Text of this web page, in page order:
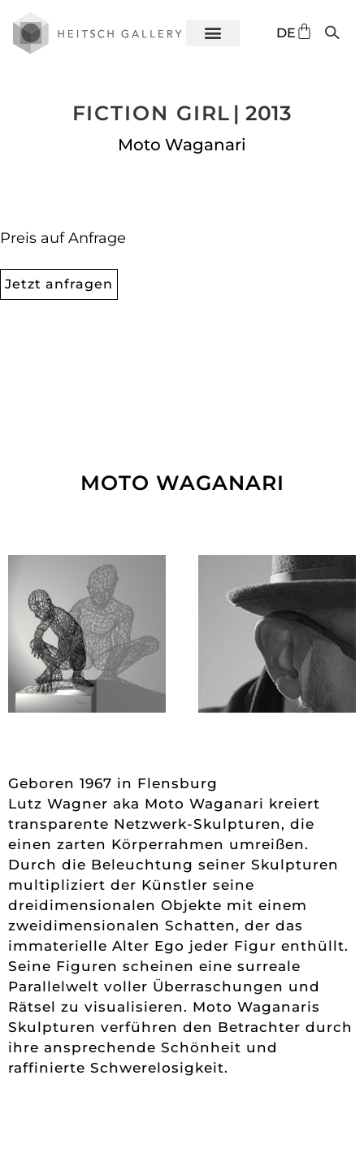
DE
ES
FICTION GIRL | 2013
Moto Waganari
Preis auf Anfrage
Jetzt anfragen
MOTO WAGANARI
Geboren 1967 in Flensburg
Lutz Wagner aka Moto Waganari kreiert
transparente Netzwerk-Skulpturen, die
einen zarten Körperrahmen umreißen.
Durch die Beleuchtung seiner Skulpturen
multipliziert der Künstler seine
dreidimensionalen Objekte mit einem
zweidimensionalen Schatten, der das
immaterielle Alter Ego jeder Figur enthüllt.
Seine Figuren scheinen eine surreale
Parallelwelt voller Überraschungen und
Rätsel zu visualisieren. Moto Waganaris
Skulpturen verführen den Betrachter durch
ihre ansprechende Schönheit und
raffinierte Schwerelosigkeit.